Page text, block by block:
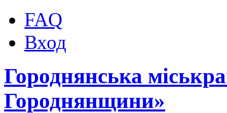
FAQ
Вход
Городнянська
Городнянщини»